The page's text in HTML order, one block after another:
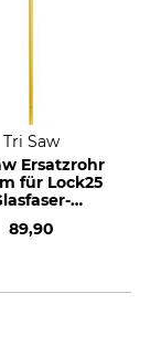
Tri Saw
Ersatzrohr
für Lock25
430 cm
89,90